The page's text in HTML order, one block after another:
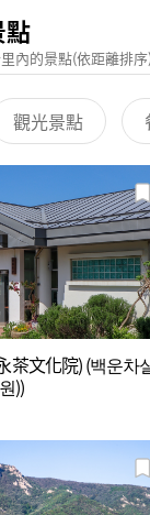
點
內的景點(依距離排
觀光景點
茶文化院) (백운차
))